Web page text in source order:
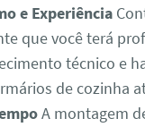
e Experiência
que você terá
técnico e
de cozinha
A montagem